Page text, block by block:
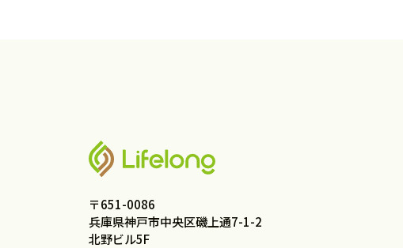
〒651-0086
兵庫県神戸市中央区磯上通7-1-2
北野ビル5F